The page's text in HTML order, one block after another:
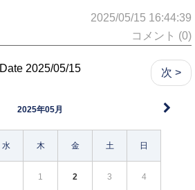
2025/05/15 16:44:39
コメント (0)
次 >
Date 2025/05/15
2025年05月
水 木 金 土 日
1 2 3 4